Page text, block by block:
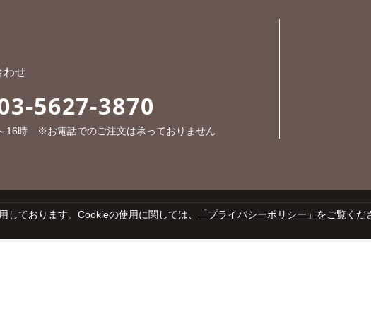
わせ
5627-3870
16時 ※お電話でのご注文は承っておりません
ております。Cookieの使用に関しては、 「プライバシーポリシー」 をご覧くだ